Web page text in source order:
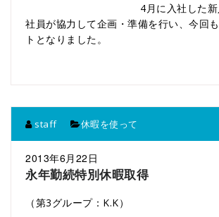
4月に入社した
社員が協力して企画・準備を行い、今回
トとなりました。
staff 休暇を使って
2013年6月22日
永年勤続特別休暇取得
（第3グループ：K.K）